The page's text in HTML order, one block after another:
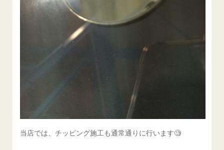
当店では、チッピング施工も通常通りに行います🧐